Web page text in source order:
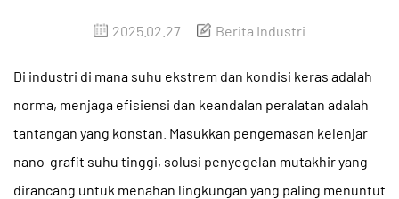
2025.02.27 Berita Industri
Di industri di mana suhu ekstrem dan kondisi keras adalah
norma, menjaga efisiensi dan keandalan peralatan adalah
tantangan yang konstan. Masukkan pengemasan kelenjar
nano-grafit suhu tinggi, solusi penyegelan mutakhir yang
dirancang untuk menahan lingkungan yang paling menuntut